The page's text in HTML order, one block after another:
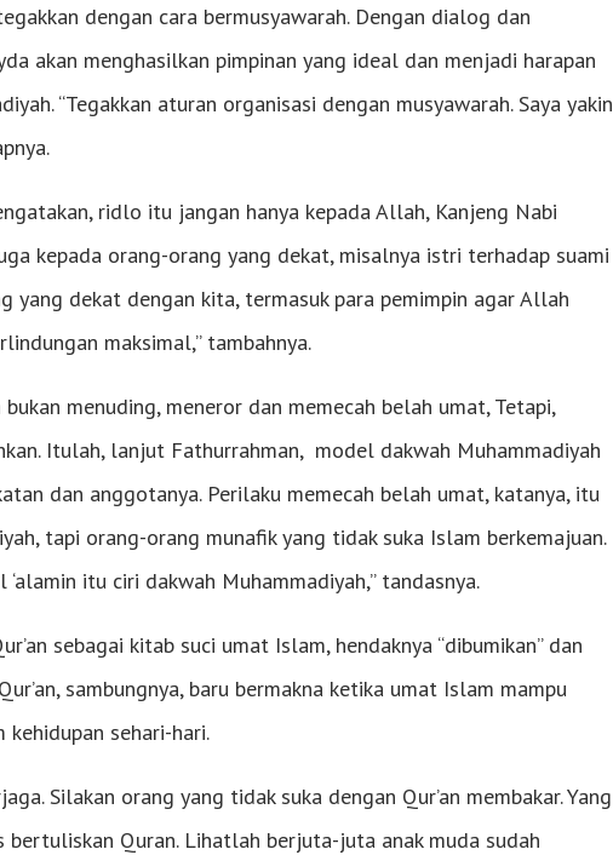
dengan cara bermusyawarah. Dengan dialog dan
akan menghasilkan pimpinan yang ideal dan menjadi harapan
“Tegakkan aturan organisasi dengan musyawarah. Saya yakin
ridlo itu jangan hanya kepada Allah, Kanjeng Nabi
kepada orang-orang yang dekat, misalnya istri terhadap suami
yang dekat dengan kita, termasuk para pemimpin agar Allah
maksimal,” tambahnya.
menuding, meneror dan memecah belah umat, Tetapi,
Itulah, lanjut Fathurrahman, model dakwah Muhammadiyah
dan anggotanya. Perilaku memecah belah umat, katanya, itu
tapi orang-orang munafik yang tidak suka Islam berkemajuan.
itu ciri dakwah Muhammadiyah,” tandasnya.
sebagai kitab suci umat Islam, hendaknya “dibumikan” dan
sambungnya, baru bermakna ketika umat Islam mampu
sehari-hari.
Silakan orang yang tidak suka dengan Qur’an membakar. Yang
Quran. Lihatlah berjuta-juta anak muda sudah